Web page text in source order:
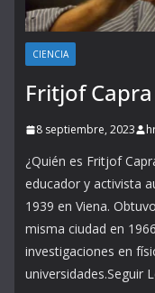
CIENCIA
Fritjof Capra
8 septiembre, 2023
¿Quién es Fritjof
educador y activista
1939 en Viena.
misma ciudad en
investigaciones en
universidades.Seguir